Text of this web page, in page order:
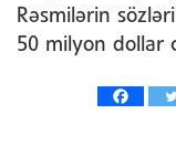
Rəsmilərin
50 milyon dollar